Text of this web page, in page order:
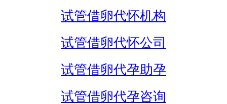
试管借卵代怀机构
试管借卵代怀公司
试管借卵代孕助孕
试管借卵代孕咨询